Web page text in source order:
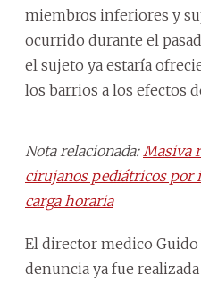
miembros inferiores y
ocurrido durante el
el sujeto ya estaría
los barrios a los efectos
Nota relacionada: Masiva
cirujanos pediátricos por
carga horaria
El director medico
denuncia ya fue